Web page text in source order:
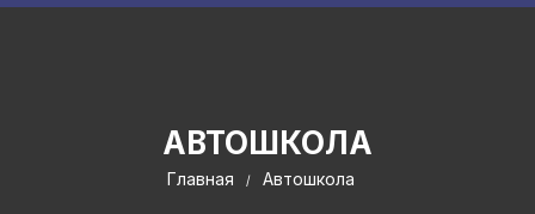
АВТОШКОЛА
Главная Автошкола